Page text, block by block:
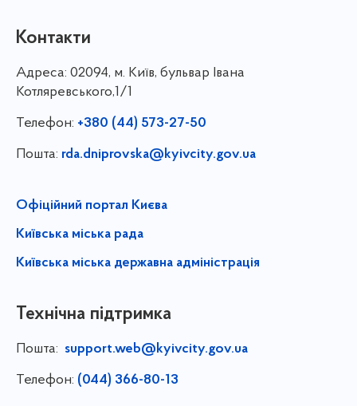
Контакти
Адреса: 02094, м. Київ, бульвар Івана
Котляревського,1/1
Телефон: +380 (44) 573-27-50
Пошта: rda.dniprovska@kyivcity.gov.ua
Офіційний портал Києва
Київська міська рада
Київська міська державна адміністрація
Технічна підтримка
Пошта: support.web@kyivcity.gov.ua
Телефон: (044) 366-80-13